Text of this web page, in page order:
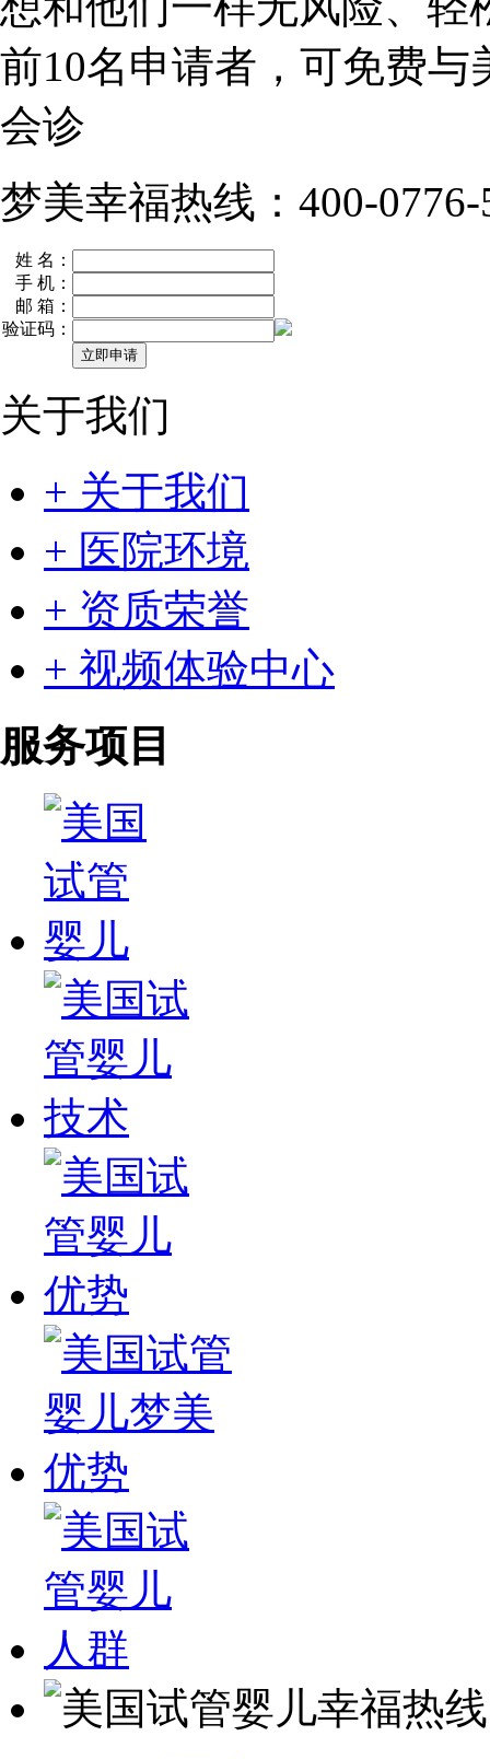
前10名申请者，可免费与
会诊
梦美幸福热线：400-0776-
姓 名：
手 机：
邮 箱：
验证码：
关于我们
+ 关于我们
+ 医院环境
+ 资质荣誉
+ 视频体验中心
服务项目